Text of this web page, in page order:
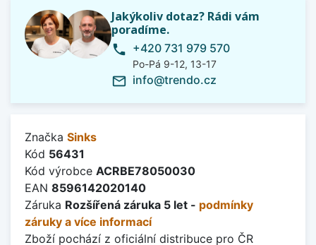
Jakýkoliv dotaz? Rádi vám
poradíme.
phone +420 731 979 570
Po-Pá 9-12, 13-17
mail_outline info@trendo.cz
Značka Sinks
Kód 56431
Kód výrobce ACRBE78050030
EAN 8596142020140
Záruka Rozšířená záruka 5 let - podmínky
záruky a více informací
Zboží pochází z oficiální distribuce pro ČR